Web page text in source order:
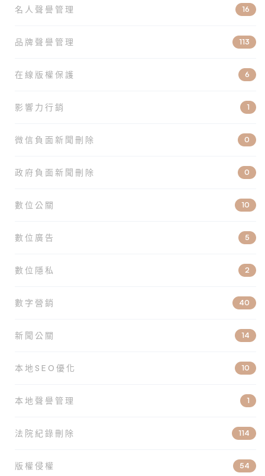
名人聲譽管理 16
品牌聲譽管理 113
在線版權保護 6
影響力行銷 1
微信負面新聞刪除 0
政府負面新聞刪除 0
數位公關 10
數位廣告 5
數位隱私 2
數字營銷 40
新聞公關 14
本地SEO優化 10
本地聲譽管理 1
法院紀錄刪除 114
版權侵權 54